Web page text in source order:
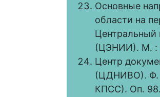
Основные
области на
Центральный
(ЦЭНИИ). М. :
Центр
(ЦДНИВО). Ф.
КПСС). Оп.